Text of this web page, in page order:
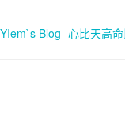
YIem`s Blog -心比天高